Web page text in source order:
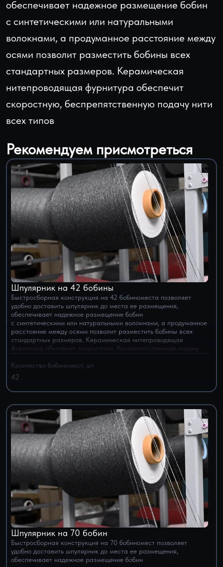
обеспечивает надежное размещение бобин
с синтетическими или натуральными
волокнами, а продуманное расстояние между
осями позволит разместить бобины всех
стандартных размеров. Керамическая
нитепроводящая фурнитура обеспечит
скоростную, беспрепятственную подачу нити
всех типов
Рекомендуем присмотреться
Шпулярник на 42 бобины
Быстросборная конструкция на 42 бобиноместа позволяет
удобно доставить шпулярник до места ее размещения,
обеспечивает надежное размещение бобин
с синтетическими или натуральными волокнами, а продуманное
расстояние между осями позволит разместить бобины всех
стандартных размеров. Керамическая нитепроводящая
фурнитура обеспечит скоростную, беспрепятственную подачу
Количество бобиномест, шт
42
Шпулярник на 70 бобин
Быстросборная конструкция на 70 бобиномест позволяет
удобно доставить шпулярник до места ее размещения,
обеспечивает надежное размещение бобин